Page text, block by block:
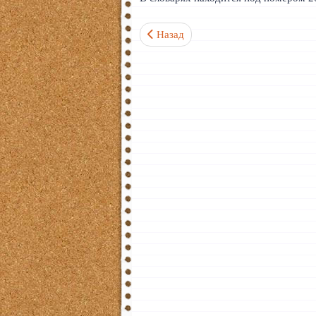
Предыдущий: Пшеница 麦 / 麥
Назад